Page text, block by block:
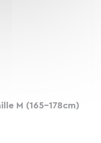
M (165-178cm)